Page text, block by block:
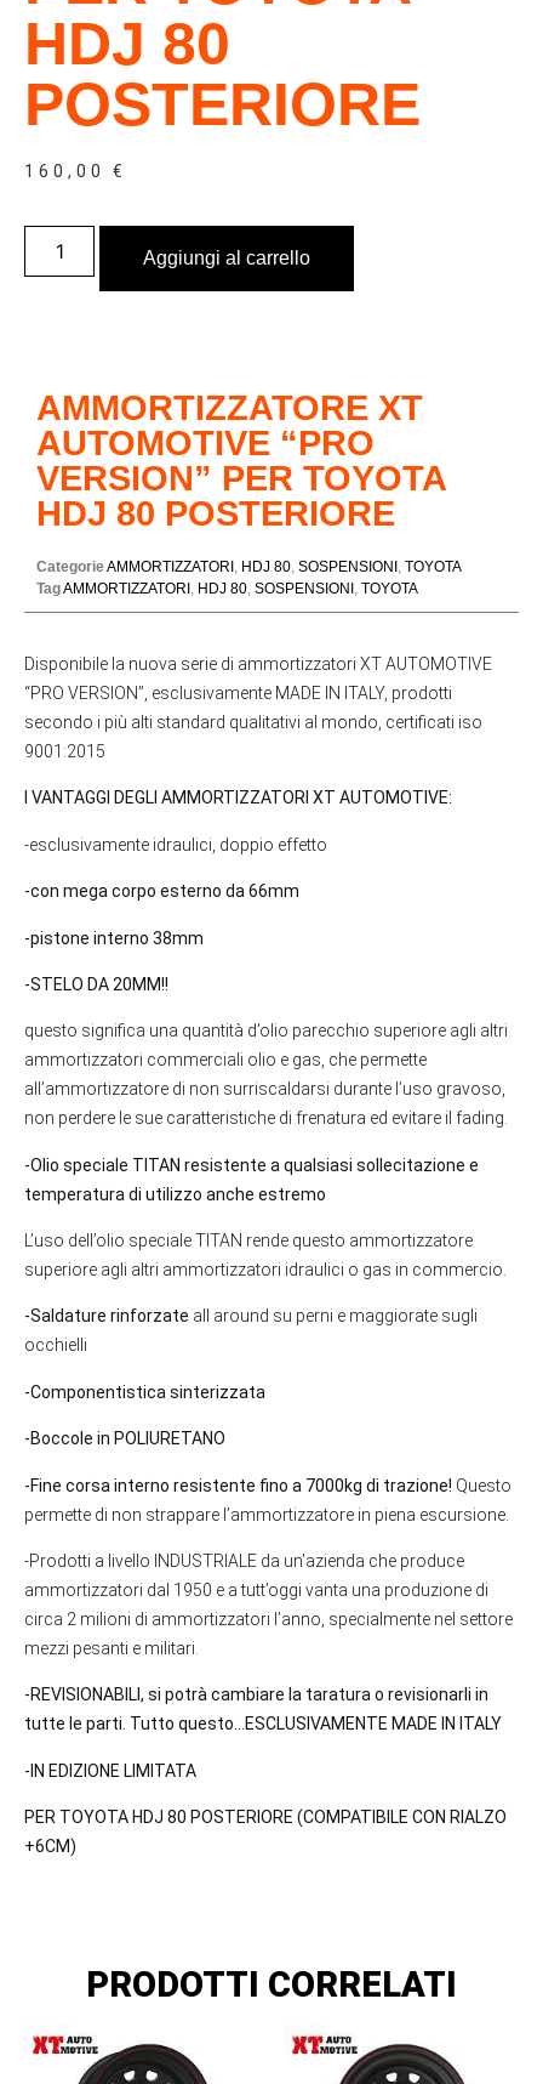
HDJ 80
POSTERIORE
160,00€
Aggiungi al carrello
AMMORTIZZATORE XT
AUTOMOTIVE “PRO
VERSION” PER TOYOTA
HDJ 80 POSTERIORE
CategorieAMMORTIZZATORI , HDJ 80, SOSPENSIONI , TOYOTA
TagAMMORTIZZATORI , HDJ 80, SOSPENSIONI , TOYOTA
Disponibile la nuova serie di ammortizzatori XT AUTOMOTIVE
“PRO VERSION”, esclusivamente MADE IN ITALY, prodotti
secondo i più alti standard qualitativi al mondo, certificati iso
9001:2015
I VANTAGGI DEGLI AMMORTIZZATORI XT AUTOMOTIVE:
-esclusivamente idraulici, doppio effetto
-con mega corpo esterno da 66mm
-pistone interno 38mm
-STELO DA 20MM!!
questo significa una quantità d’olio parecchio superiore agli altri
ammortizzatori commerciali olio e gas, che permette
all’ammortizzatore di non surriscaldarsi durante l’uso gravoso,
non perdere le sue caratteristiche di frenatura ed evitare il fading.
-Olio speciale TITAN resistente a qualsiasi sollecitazione e
temperatura di utilizzo anche estremo
L’uso dell’olio speciale TITAN rende questo ammortizzatore
superiore agli altri ammortizzatori idraulici o gas in commercio.
-Saldature rinforzate all around su perni e maggiorate sugli
occhielli
-Componentistica sinterizzata
-Boccole in POLIURETANO
-Fine corsa interno resistente fino a 7000kg di trazione! Questo
permette di non strappare l’ammortizzatore in piena escursione.
-Prodotti a livello INDUSTRIALE da un’azienda che produce
ammortizzatori dal 1950 e a tutt’oggi vanta una produzione di
circa 2 milioni di ammortizzatori l’anno, specialmente nel settore
mezzi pesanti e militari.
-REVISIONABILI, si potrà cambiare la taratura o revisionarli in
tutte le parti. Tutto questo…ESCLUSIVAMENTE MADE IN ITALY
-IN EDIZIONE LIMITATA
PER TOYOTA HDJ 80 POSTERIORE (COMPATIBILE CON RIALZO
+6CM)
PRODOTTI CORRELATI